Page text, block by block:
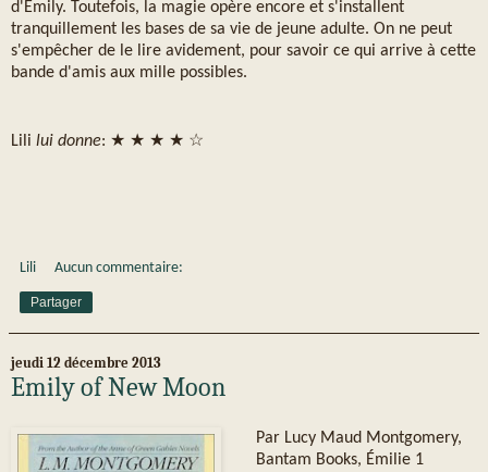
d'Emily. Toutefois, la magie opère encore et s'installent
tranquillement les bases de sa vie de jeune adulte. On ne peut
s'empêcher de le lire avidement, pour savoir ce qui arrive à cette
bande d'amis aux mille possibles.
Lili lui donne: ★ ★ ★ ★ ☆
Lili Aucun commentaire:
Partager
jeudi 12 décembre 2013
Emily of New Moon
Par Lucy Maud Montgomery,
Bantam Books, Émilie 1